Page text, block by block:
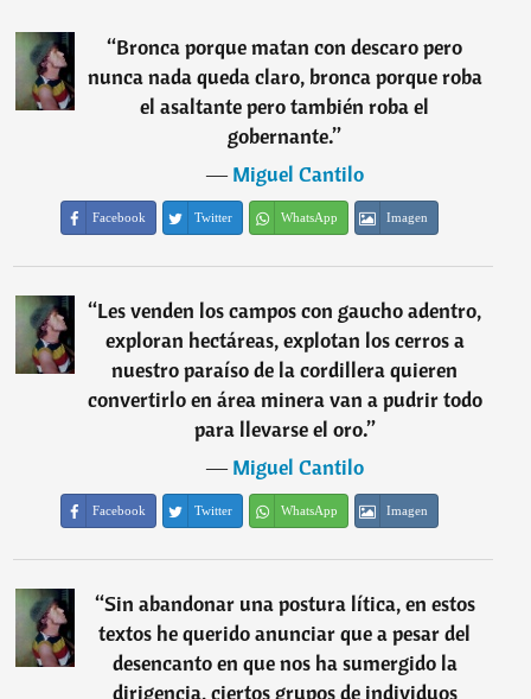
“Bronca porque matan con descaro pero
nunca nada queda claro, bronca porque roba
el asaltante pero también roba el
gobernante.”
―Miguel Cantilo
Facebook Twitter WhatsApp Imagen
“Les venden los campos con gaucho adentro,
exploran hectáreas, explotan los cerros a
nuestro paraíso de la cordillera quieren
convertirlo en área minera van a pudrir todo
para llevarse el oro.”
―Miguel Cantilo
Facebook Twitter WhatsApp Imagen
“Sin abandonar una postura lítica, en estos
textos he querido anunciar que a pesar del
desencanto en que nos ha sumergido la
dirigencia, ciertos grupos de individuos